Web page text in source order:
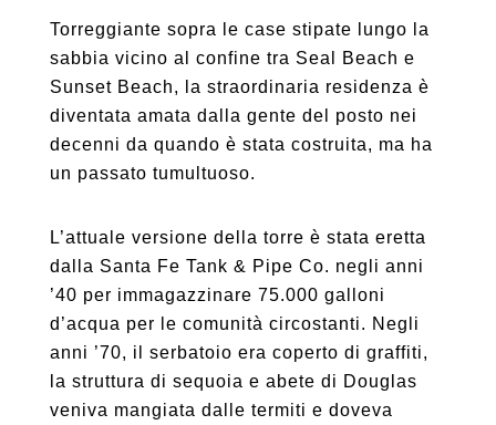
Torreggiante sopra le case stipate lungo la
sabbia vicino al confine tra Seal Beach e
Sunset Beach, la straordinaria residenza è
diventata amata dalla gente del posto nei
decenni da quando è stata costruita, ma ha
un passato tumultuoso.
L’attuale versione della torre è stata eretta
dalla Santa Fe Tank & Pipe Co. negli anni
’40 per immagazzinare 75.000 galloni
d’acqua per le comunità circostanti. Negli
anni ’70, il serbatoio era coperto di graffiti,
la struttura di sequoia e abete di Douglas
veniva mangiata dalle termiti e doveva